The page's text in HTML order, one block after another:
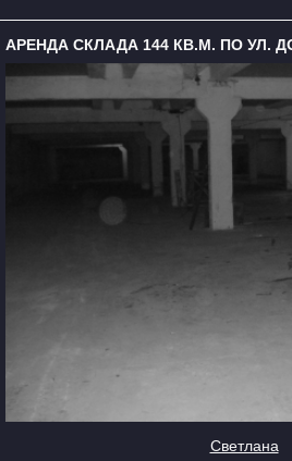
АРЕНДА СКЛАДА 144 КВ.М. ПО УЛ.
Светлана